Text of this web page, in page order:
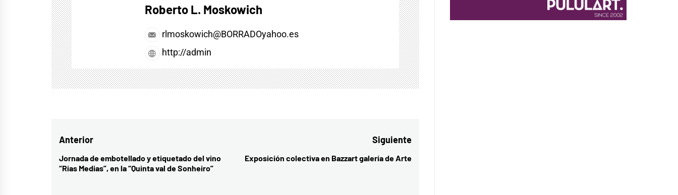
Roberto L. Moskowich
rlmoskowich@BORRADOyahoo.es
http://admin
Navegación
de
entradas
Anterior
Entrada
anterior:
Jornada de embotellado y etiquetado del vino
“Rías Medias”, en la “Quinta val de Sonheiro”
Siguiente
Entrada
Exposición colectiva en Bazzart galería de Arte